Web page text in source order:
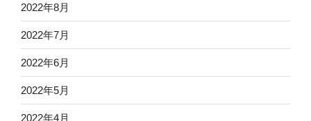
2022年8月
2022年7月
2022年6月
2022年5月
2022年4月